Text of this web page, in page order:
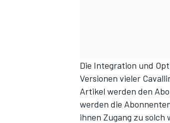
Die Integration und
Versionen vieler
Artikel werden den
werden die
ihnen Zugang zu